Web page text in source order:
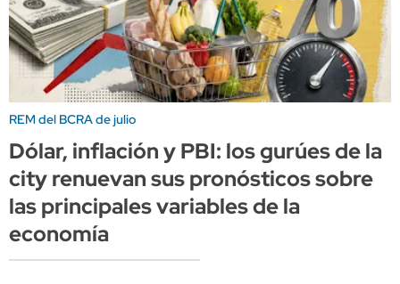
REM del BCRA de julio
Dólar, inflación y PBI: los gurúes de la
city renuevan sus pronósticos sobre
las principales variables de la
economía